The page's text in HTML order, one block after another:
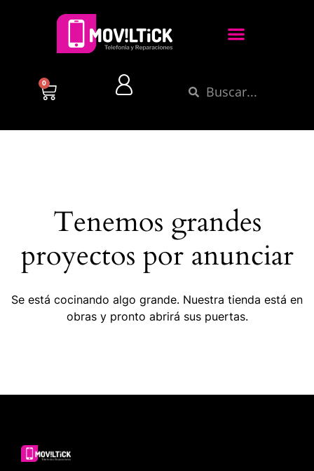
0
Tenemos grandes
proyectos por anunciar
Se está cocinando algo grande. Nuestra tienda está en
obras y pronto abrirá sus puertas.